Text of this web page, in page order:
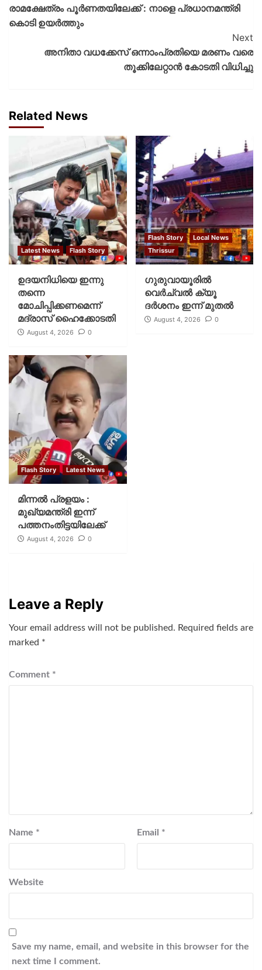
രാമക്ഷേത്രം പൂര്‍ണതയിലേക്ക് : നാളെ പ്രധാനമന്ത്രി
കൊടി ഉയര്‍ത്തും
Next
അനിതാ വധക്കേസ് ഒന്നാംപ്രതിയെ മരണം വരെ
തൂക്കിലേറ്റാൻ കോടതി വിധിച്ചു
Related News
Latest News Flash Story
ഉദയനിധിയെ ഇന്നു
തന്നെ
മോചിപ്പിക്കണമെന്ന്
മദ്രാസ് ഹൈക്കോടതി
August 4, 2026 0
Flash Story
Local News
Thrissur
ഗുരുവായൂരില്‍
വെര്‍ച്വല്‍ ക്യൂ
ദര്‍ശനം ഇന്ന് മുതല്‍
August 4, 2026 0
Flash Story Latest News
മിന്നല്‍ പ്രളയം :
മുഖ്യമന്ത്രി ഇന്ന്
പത്തനംതിട്ടയിലേക്ക്
August 4, 2026 0
Leave a Reply
Your email address will not be published. Required fields are
marked *
Comment *
Name * Email *
Website
Save my name, email, and website in this browser for the
next time I comment.